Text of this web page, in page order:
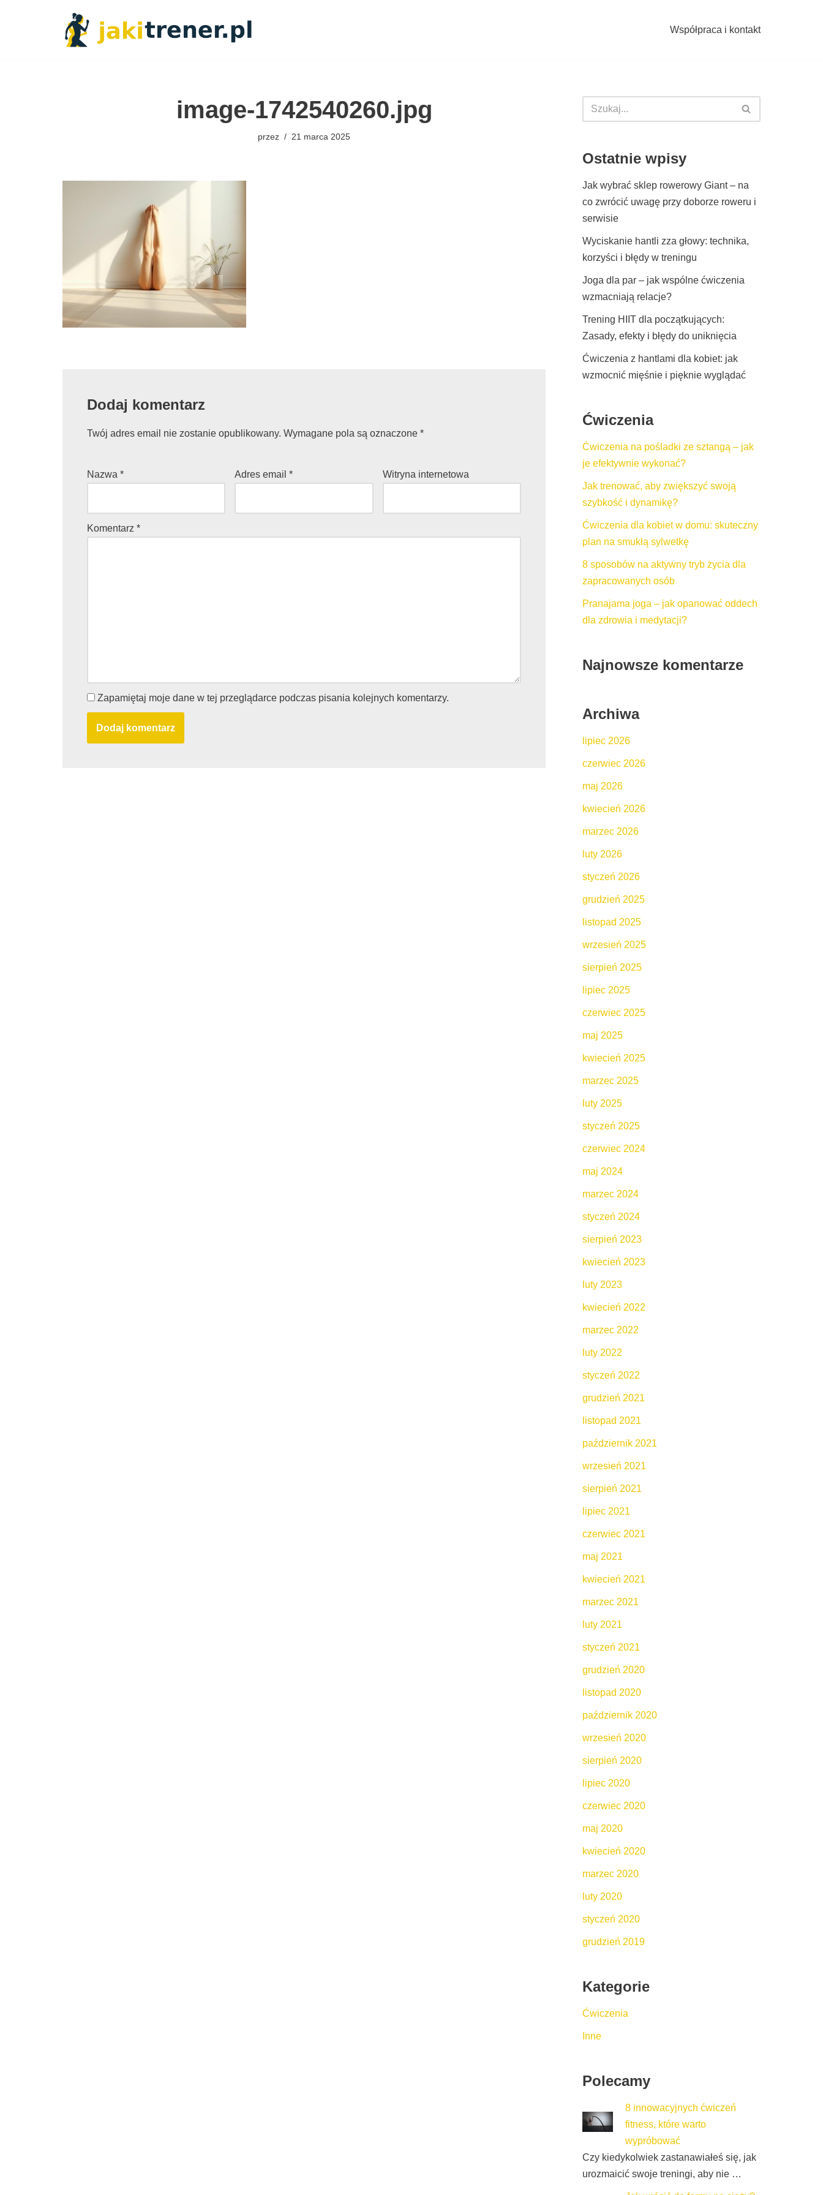
Współpraca i kontakt
image-1742540260.jpg
przez 21 marca 2025
Dodaj komentarz
Twój adres email nie zostanie opublikowany. Wymagane pola są oznaczone *
Nazwa * Adres email* Witryna internetowa
Komentarz *
Zapamiętaj moje dane w tej przeglądarce podczas pisania kolejnych komentarzy.
Ostatnie wpisy
Jak wybrać sklep rowerowy Giant – na
co zwrócić uwagę przy doborze roweru i
serwisie
Wyciskanie hantli zza głowy: technika,
korzyści i błędy w treningu
Joga dla par – jak wspólne ćwiczenia
wzmacniają relacje?
Trening HIIT dla początkujących:
Zasady, efekty i błędy do uniknięcia
Ćwiczenia z hantlami dla kobiet: jak
wzmocnić mięśnie i pięknie wyglądać
Ćwiczenia
Ćwiczenia na pośladki ze sztangą – jak
je efektywnie wykonać?
Jak trenować, aby zwiększyć swoją
szybkość i dynamikę?
Ćwiczenia dla kobiet w domu: skuteczny
plan na smukłą sylwetkę
8 sposobów na aktywny tryb życia dla
zapracowanych osób
Pranajama joga – jak opanować oddech
dla zdrowia i medytacji?
Najnowsze komentarze
Archiwa
lipiec 2026
czerwiec 2026
maj 2026
kwiecień 2026
marzec 2026
luty 2026
styczeń 2026
grudzień 2025
listopad 2025
wrzesień 2025
sierpień 2025
lipiec 2025
czerwiec 2025
maj 2025
kwiecień 2025
marzec 2025
luty 2025
styczeń 2025
czerwiec 2024
maj 2024
marzec 2024
styczeń 2024
sierpień 2023
kwiecień 2023
luty 2023
kwiecień 2022
marzec 2022
luty 2022
styczeń 2022
grudzień 2021
listopad 2021
październik 2021
wrzesień 2021
sierpień 2021
lipiec 2021
czerwiec 2021
maj 2021
kwiecień 2021
marzec 2021
luty 2021
styczeń 2021
grudzień 2020
listopad 2020
październik 2020
wrzesień 2020
sierpień 2020
lipiec 2020
czerwiec 2020
maj 2020
kwiecień 2020
marzec 2020
luty 2020
styczeń 2020
grudzień 2019
Kategorie
Ćwiczenia
Inne
Polecamy
8 innowacyjnych ćwiczeń
fitness, które warto
wypróbować
Czy kiedykolwiek zastanawiałeś się, jak
urozmaicić swoje treningi, aby nie …